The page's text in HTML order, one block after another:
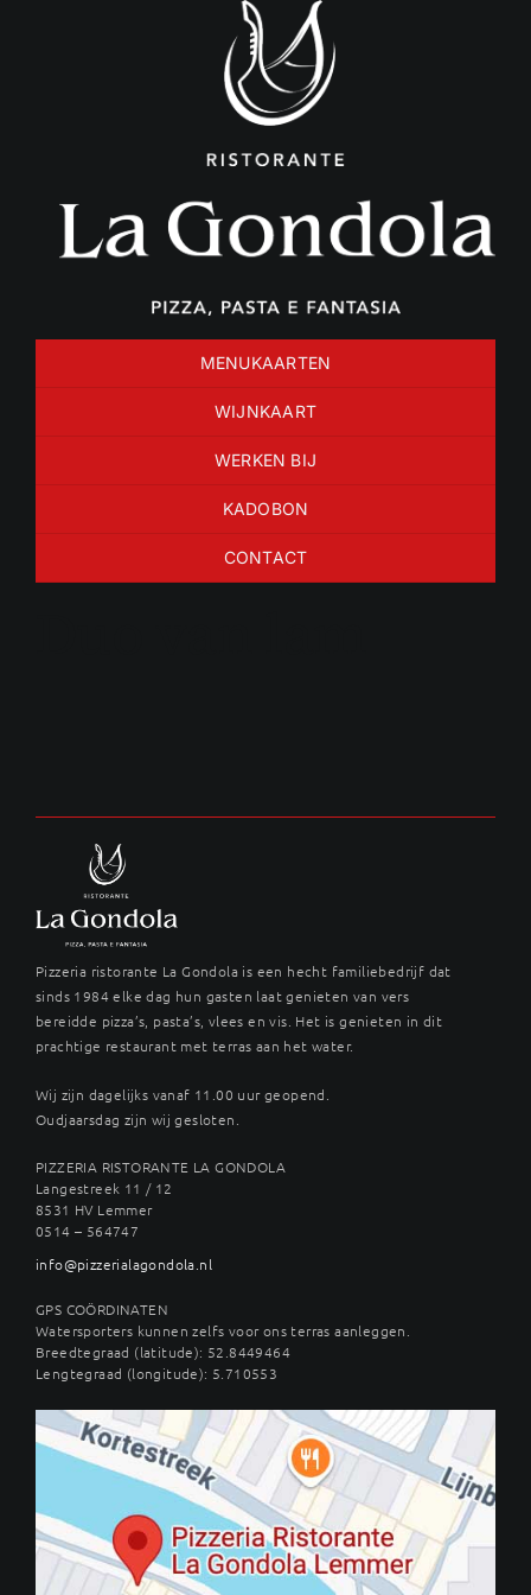
MENUKAARTEN
WIJNKAART
WERKEN BIJ
KADOBON
CONTACT
Pizzeria ristorante La Gondola is een hecht familiebedrijf dat
sinds 1984 elke dag hun gasten laat genieten van vers
bereidde pizza’s, pasta’s, vlees en vis. Het is genieten in dit
prachtige restaurant met terras aan het water.
Wij zijn dagelijks vanaf 11.00 uur geopend.
Oudjaarsdag zijn wij gesloten.
PIZZERIA RISTORANTE LA GONDOLA
Langestreek 11 / 12
8531 HV Lemmer
0514 – 564747
info@pizzerialagondola.nl
GPS COÖRDINATEN
Watersporters kunnen zelfs voor ons terras aanleggen.
Breedtegraad (latitude): 52.8449464
Lengtegraad (longitude): 5.710553